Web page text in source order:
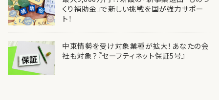
くり補助金」で新しい挑戦を国が強力サポー
ト！
中東情勢を受け対象業種が拡大！あなたの会
社も対象？『セーフティネット保証5号』